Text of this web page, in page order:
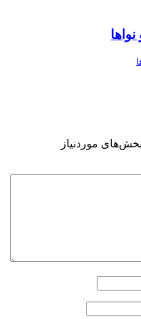
بخش‌های موردنیاز